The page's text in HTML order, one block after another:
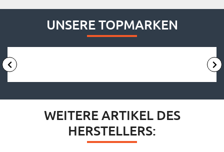
UNSERE TOPMARKEN
WEITERE ARTIKEL DES
HERSTELLERS: